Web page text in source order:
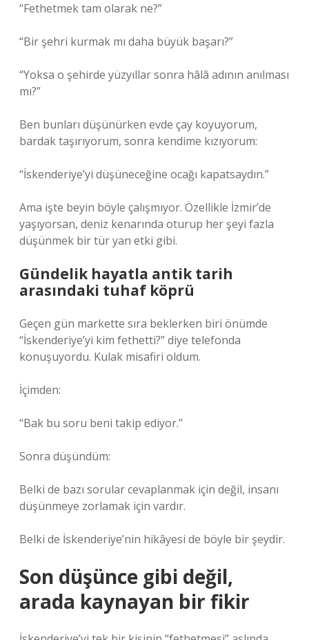
“Fethetmek tam olarak ne?”
“Bir şehri kurmak mı daha büyük başarı?”
“Yoksa o şehirde yüzyıllar sonra hâlâ adının anılması
mı?”
Ben bunları düşünürken evde çay koyuyorum,
bardak taşırıyorum, sonra kendime kızıyorum:
“İskenderiye’yi düşüneceğine ocağı kapatsaydın.”
Ama işte beyin böyle çalışmıyor. Özellikle İzmir’de
yaşıyorsan, deniz kenarında oturup her şeyi fazla
düşünmek bir tür yan etki gibi.
Gündelik hayatla antik tarih
arasındaki tuhaf köprü
Geçen gün markette sıra beklerken biri önümde
“İskenderiye’yi kim fethetti?” diye telefonda
konuşuyordu. Kulak misafiri oldum.
İçimden:
“Bak bu soru beni takip ediyor.”
Sonra düşündüm:
Belki de bazı sorular cevaplanmak için değil, insanı
düşünmeye zorlamak için vardır.
Belki de İskenderiye’nin hikâyesi de böyle bir şeydir.
Son düşünce gibi değil,
arada kaynayan bir fikir